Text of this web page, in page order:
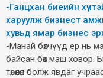
-Ганцхан биеийн
харуулж бизнест
хувьд ямар бизнес
-Манай бөхчүүд ер нь
байсан бөх маш ховор.
төлөөлөл болж явдаг